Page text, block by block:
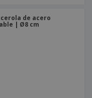
de acero
| Ø8 cm